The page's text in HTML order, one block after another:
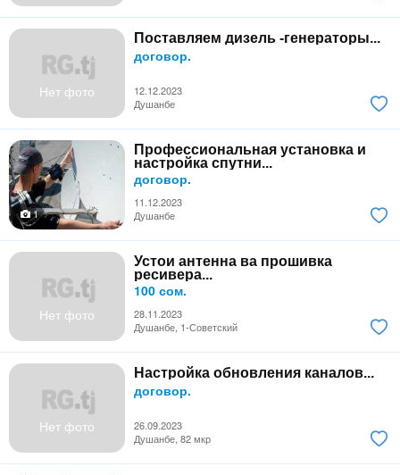
Нет фото
Поставляем дизель -генераторы...
договор.
12.12.2023
Душанбе
Профессиональная установка и
настройка спутни...
договор.
11.12.2023
1
Душанбе
Нет фото
Устои антенна ва прошивка
ресивера...
100 сом.
28.11.2023
Душанбе, 1-Советский
Нет фото
Настройка обновления каналов...
договор.
26.09.2023
Душанбе, 82 мкр